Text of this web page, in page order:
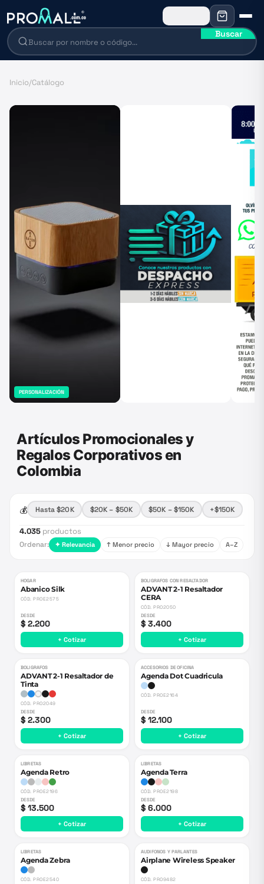
Buscar
Inicio/Catálogo
PERSONALIZACIÓN
Artículos Promocionales y
Regalos Corporativos en
Colombia
💰 Hasta $20K $20K – $50K $50K – $150K +$150K
4.035 productos
Ordenar: ✦ Relevancia ↑ Menor precio ↓ Mayor precio A–Z
HOGAR
Abanico Silk
CÓD.PROE2575
DESDE
$ 2.200
+ Cotizar
BOLIGRAFOS CON RESALTADOR
ADVANT 2-1 Resaltador
CERA
CÓD.PRO2050
DESDE
$ 3.400
+ Cotizar
BOLIGRAFOS
ADVANT 2-1 Resaltador de
Tinta
CÓD.PRO2049
DESDE
$ 2.300
+ Cotizar
ACCESORIOS DE OFICINA
Agenda Dot Cuadricula
CÓD.PROE2164
DESDE
$ 12.100
+ Cotizar
LIBRETAS
Agenda Retro
CÓD.PROE2196
DESDE
$ 13.500
+ Cotizar
LIBRETAS
Agenda Terra
CÓD.PROE2198
DESDE
$ 6.000
+ Cotizar
LIBRETAS
Agenda Zebra
CÓD.PROE2540
AUDIFONOS Y PARLANTES
Airplane Wireless Speaker
CÓD.PRO9482